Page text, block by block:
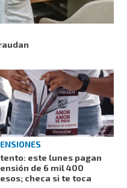
este lunes pagan
de 6 mil 400
checa si te toca